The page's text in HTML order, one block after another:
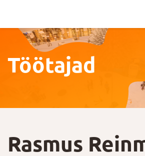
Töötajad
Rasmus